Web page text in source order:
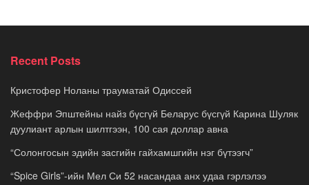
Recent Posts
Кристофер Ноланы трауматай Одиссей
Жеффри Эпштейны найз бүсгүй Беларус бүсгүй Карина Шуляк
дуулиант арлын шилтгээн, 100 сая доллар авна
“Солонгосын эдийн засгийн гайхамшгийн нэг бүтээгч”
“Spice Girls”-ийн Мел Си 52 насандаа анх удаа гэрлэлээ